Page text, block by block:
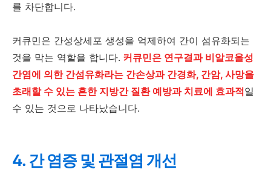
를 차단합니다.
커큐민은 간성상세포 생성을 억제하여 간이 섬유화되는
것을 막는 역할을 합니다. 커큐민은 연구결과 비알코올성
간염에 의한 간섬유화라는 간손상과 간경화, 간암, 사망을
초래할 수 있는 흔한 지방간 질환 예방과 치료에 효과적일
수 있는 것으로 나타났습니다.
4. 간 염증 및 관절염 개선